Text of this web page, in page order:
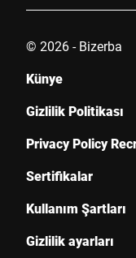
Telefon
Seri Numarası
Bize mesajınız *
© 2026 - Bizerba
Künye
Gizlilik Politikası
Privacy Policy
Sertifikalar
Kullanım Şartları
Gizlilik ayarları